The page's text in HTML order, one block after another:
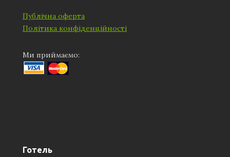
Публічна оферта
Політика конфіденційності
Ми приймаємо:
Готель